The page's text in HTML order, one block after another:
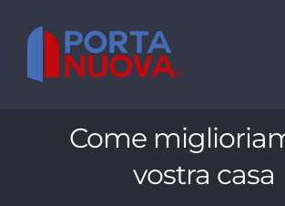
contenuto
Come
vostra casa